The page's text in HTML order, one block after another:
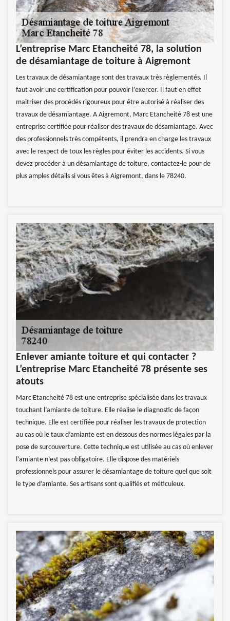
L’entreprise Marc Etancheité 78, la solution
de désamiantage de toiture à Aigremont
Les travaux de désamiantage sont des travaux très règlementés. Il
faut avoir une certification pour pouvoir l’exercer. Il faut en effet
maitriser des procédés rigoureux pour être autorisé à réaliser des
travaux de désamiantage. A Aigremont, Marc Etancheité 78 est une
entreprise certifiée pour réaliser des travaux de désamiantage. Avec
des professionnels très compétents, il prendra en charge les travaux
avec le respect de toux les règles pour éviter les accidents. Si vous
devez procéder à un désamiantage de toiture, contactez-le pour de
plus amples détails si vous êtes à Aigremont, dans le 78240.
Enlever amiante toiture et qui contacter ?
L’entreprise Marc Etancheité 78 présente ses
atouts
Marc Etancheité 78 est une entreprise spécialisée dans les travaux
touchant l’amiante de toiture. Elle réalise le diagnostic de façon
technique. Elle est certifiée pour réaliser les travaux de protection
au cas où le taux d’amiante est en dessous des normes légales par la
pose de surcouverture. Cette technique est utilisée au cas où enlever
l’amiante n’est pas obligatoire. Elle dispose des matériels
professionnels pour assurer le désamiantage de toiture quel que soit
le type d’amiante. Ses artisans sont qualifiés et méticuleux.